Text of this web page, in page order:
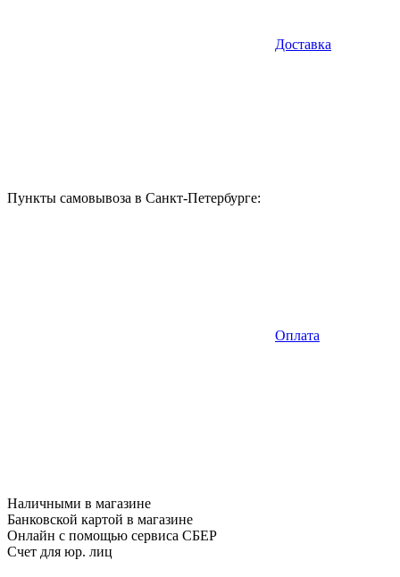
Доставка
Пункты самовывоза в Санкт-Петербурге:
Оплата
Наличными в магазине
Банковской картой в магазине
Онлайн с помощью сервиса СБЕР
Счет для юр. лиц